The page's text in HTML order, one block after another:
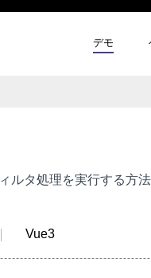
デモ
ルタ処理を実行する方
Vue3